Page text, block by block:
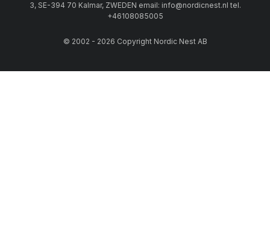
3, SE-394 70 Kalmar, ZWEDEN email: info@nordicnest.nl tel.
+46108085005
© 2002 - 2026 Copyright Nordic Nest AB